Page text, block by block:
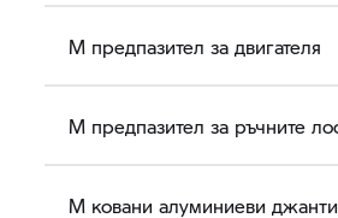
M предпазител за двигателя
M предпазител за ръчните
M ковани алуминиеви